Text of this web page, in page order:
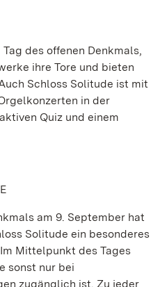
des offenen Denkmals,
ihre Tore und bieten
Schloss Solitude ist mit
in der
Quiz und einem
am 9. September hat
Solitude ein besonderes
Mittelpunkt des Tages
sonst nur bei
zugänglich ist. Zu jeder